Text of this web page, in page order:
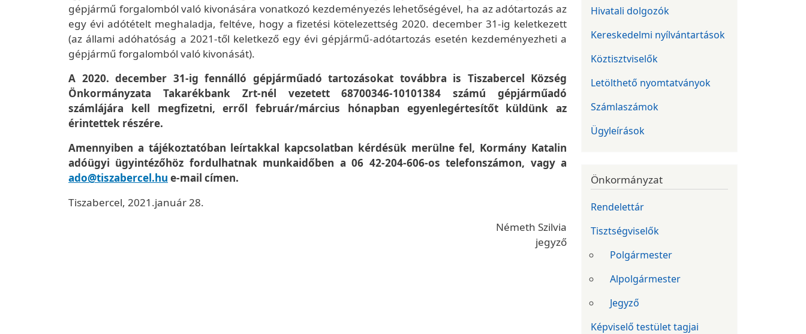
gépjármű forgalomból való kivonására vonatkozó kezdeményezés lehetőségével, ha az adótartozás az
egy évi adótételt meghaladja, feltéve, hogy a fizetési kötelezettség 2020. december 31-ig keletkezett
(az állami adóhatóság a 2021-től keletkező egy évi gépjármű-adótartozás esetén kezdeményezheti a
gépjármű forgalomból való kivonását).
A 2020. december 31-ig fennálló gépjárműadó tartozásokat továbbra is Tiszabercel Község
Önkormányzata Takarékbank Zrt-nél vezetett 68700346-10101384 számú gépjárműadó
számlájára kell megfizetni, erről február/március hónapban egyenlegértesítőt küldünk az
érintettek részére.
Amennyiben a tájékoztatóban leírtakkal kapcsolatban kérdésük merülne fel, Kormány Katalin
adóügyi ügyintézőhöz fordulhatnak munkaidőben a 06 42-204-606-os telefonszámon, vagy a
ado@tiszabercel.hu e-mail címen.
Tiszabercel, 2021.január 28.
Németh Szilvia
jegyző
Hivatali dolgozók
Kereskedelmi nyílvántartások
Köztisztviselők
Letölthető nyomtatványok
Számlaszámok
Ügyleírások
Önkormányzat
Rendelettár
Tisztségviselők
Polgármester
Alpolgármester
Jegyző
Képviselő testület tagjai